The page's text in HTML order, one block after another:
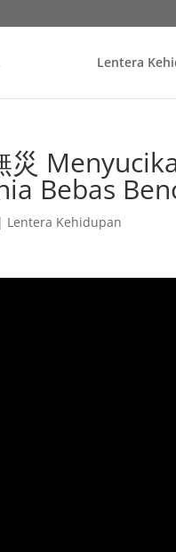
Lentera
災
Bebas
| Lentera Kehidupan